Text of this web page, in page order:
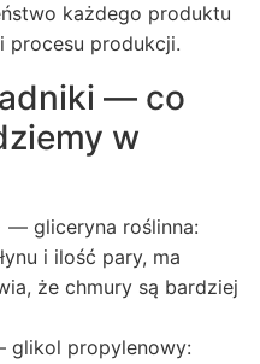
każdego produktu
procesu produkcji.
— co
w
— gliceryna roślinna:
i ilość pary, ma
że chmury są bardziej
glikol propylenowy: